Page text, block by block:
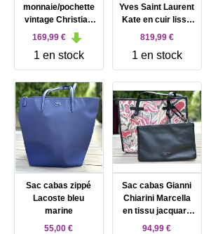
monnaie/pochette
vintage Christian
Dior en toile
jacquard beige et
cuir bleu marine
169,99 €
1 en stock
Yves Saint Laurent
Kate en cuir lisse
noir avec pompon
argentées
819,99 €
1 en stock
Sac cabas zippé
Lacoste bleu
marine
55,00 €
Sac cabas Gianni
Chiarini Marcella
en tissu jacquard
et et cuir avec
94,99 €